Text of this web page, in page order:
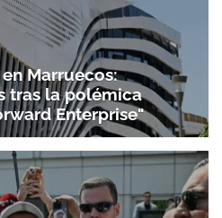
Marruecos:
tras la polémica
Enterprise"